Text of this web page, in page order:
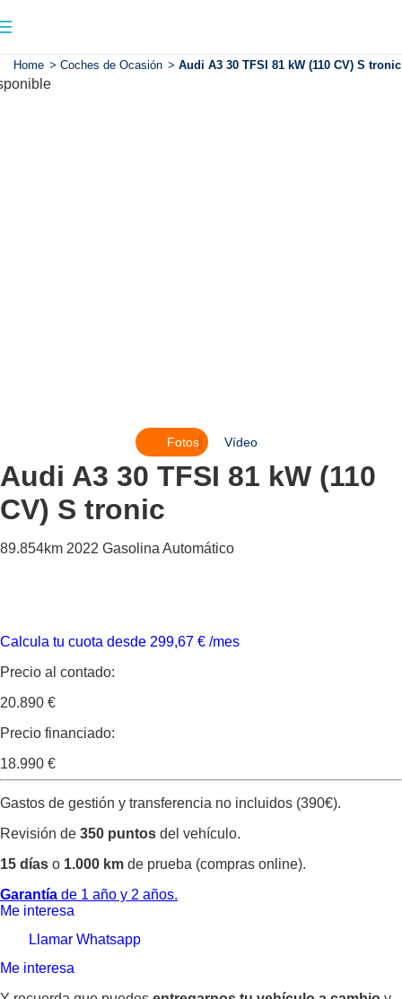
Home > Coches de Ocasión > Audi A3 30 TFSI 81 kW (110 CV) S tronic
Fotos Vídeo
Audi A3 30 TFSI 81 kW (110
CV) S tronic
89.854km 2022 Gasolina Automático
Calcula tu cuota desde 299,67 € /mes
Precio al contado:
20.890 €
Precio financiado:
18.990 €
Gastos de gestión y transferencia no incluidos (390€).
Revisión de 350 puntos del vehículo.
15 días o 1.000 km de prueba (compras online).
Garantía de 1 año y 2 años.
Me interesa
Llamar Whatsapp
Me interesa